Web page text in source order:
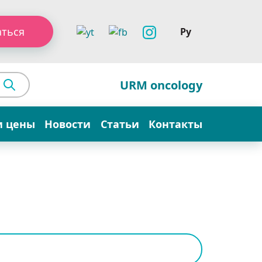
Ру
URM oncology
цены Новости Статьи Контакты